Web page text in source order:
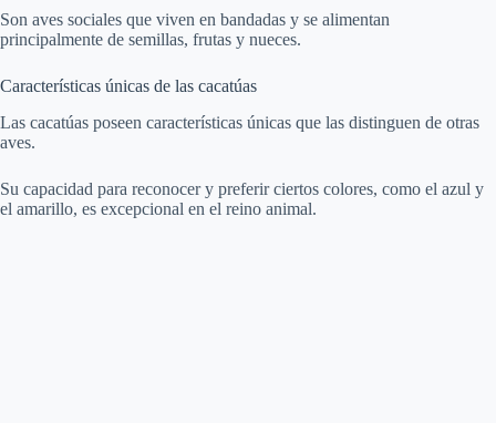
V
i
Son aves sociales que viven en bandadas y se alimentan
principalmente de semillas, frutas y nueces.
Características únicas de las cacatúas
Las cacatúas poseen características únicas que las distinguen de otras
aves.
Su capacidad para reconocer y preferir ciertos colores, como el azul y
el amarillo, es excepcional en el reino animal.